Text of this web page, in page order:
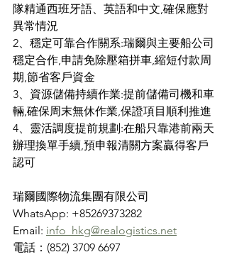
隊精通西班牙語、英語和中文,確保應對
異常情況
2、穩定可靠合作關系:瑞爾與主要船公司
穩定合作,申請免除壓箱拼車,縮短付款周
期,節省客戶資金
3、資源儲備持續作業:提前儲備司機和車
輛,確保周末無休作業,保證項目順利推進
4、靈活調度提前規劃:在船只靠港前兩天
辦理換單手續,預申報清關方案贏得客戶
認可
瑞爾國際物流集團有限公司
WhatsApp: +85269373282
Email: info_hkg@realogistics.net
電話：(852) 3709 6697